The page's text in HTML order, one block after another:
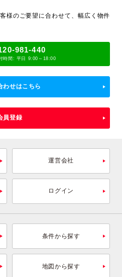
様のご要望に合わせて、 幅広く物件
981-440
時間: 平日 9:00～18:00
わせはこちら
員登録
運営会社
ログイン
条件から探す
地図から探す